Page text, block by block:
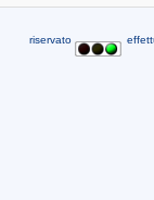
riservato